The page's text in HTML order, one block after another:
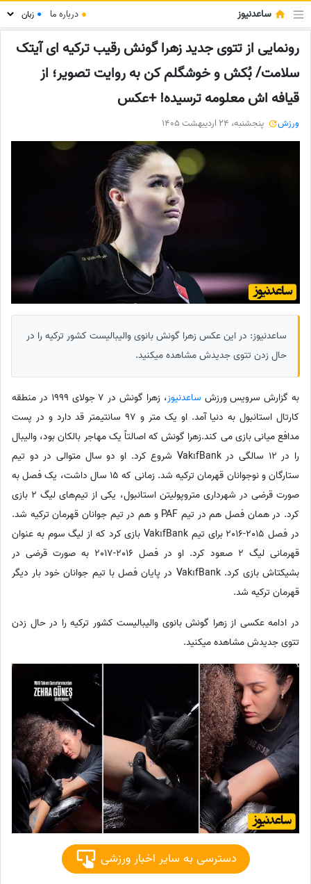
ساعدنیوز ● درباره ما ●
رونمایی از تتوی جدید زهرا گونش رقیب ترکیه ای آیتک
سلامت/ بُکش و خوشگلم کن به روایت تصویر؛ از
قیافه اش معلومه ترسیده! +عکس
ورزش پنجشنبه، 24 اردیبهشت 1405
ساعدنیوز: در این عکس زهرا گونش بانوی والیبالیست کشور ترکیه را در
حال زدن تتوی جدیدش مشاهده میکنید.
به گزارش سرویس ورزش ساعدنیوز
، زهرا گونش در 7 جولای 1999 در منطقه
کارتال استانبول به دنیا آمد. او یک متر و 97 سانتیمتر قد دارد و در پست
مدافع میانی بازی می‌ کند.زهرا گونش که اصالتاً یک مهاجر بالکان بود، والیبال
را در 12 سالگی در VakıfBank شروع کرد. او دو سال متوالی در دو تیم
ستارگان و نوجوانان قهرمان ترکیه شد. زمانی که 15 سال داشت، یک فصل به
صورت قرضی در شهرداری متروپولیتن استانبول، یکی از تیم‌های لیگ 2 بازی
کرد. در همان فصل هم در تیم PAF و هم در تیم جوانان قهرمان ترکیه شد.
در فصل 2015-2016 برای تیم VakıfBank بازی کرد که از لیگ سوم به عنوان
قهرمانی لیگ 2 صعود کرد. او در فصل 2016-2017 به صورت قرضی در
بشیکتاش بازی کرد. VakıfBank در پایان فصل با تیم جوانان خود بار دیگر
قهرمان ترکیه شد.
در ادامه عکسی از زهرا گونش بانوی والیبالیست کشور ترکیه را در حال زدن
تتوی جدیدش مشاهده میکنید.
دسترسی به سایر اخبار ورزشی